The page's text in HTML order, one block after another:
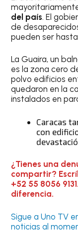
del país. El
de
pueden ser
La Guaira, un
es la zona cero
polvo edificios
quedaron en la
instalados en
Caracas
con
¿Tienes una
compartir?
+52 55 8056
diferencia.
Sigue a Uno TV
noticias al